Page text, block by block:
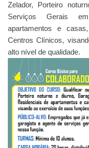
Zelador, Porteiro
Serviços Gerais
apartamentos e
Centros Clínicos,
alto nível de qualidade.